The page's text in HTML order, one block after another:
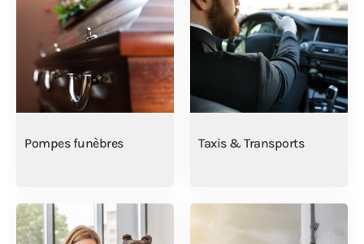
Pompes funèbres Taxis & Transports